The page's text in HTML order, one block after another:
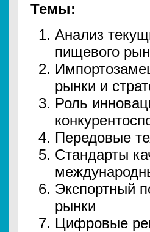
Темы:
Анализ
пищевого
рынки и
Роль
Передовые
Стандарты
Экспортный
рынки
Цифровые